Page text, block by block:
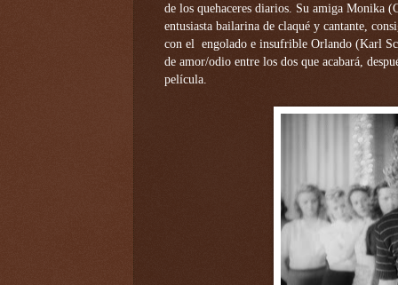
de los quehaceres diarios. Su amiga Monika
entusiasta bailarina de claqué y cantante,
con el engolado e insufrible Orlando (Karl
de amor/odio entre los dos que acabará,
película.